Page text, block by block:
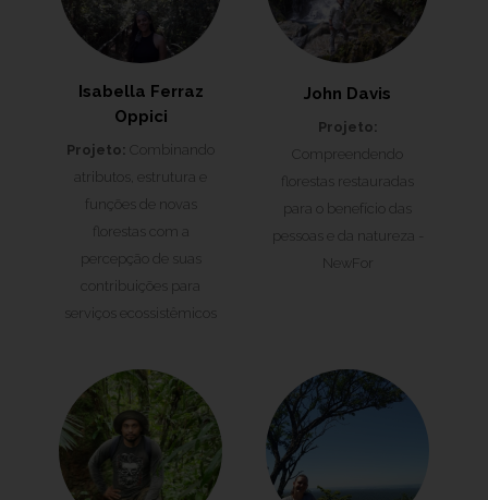
Isabella Ferraz
Oppici
Projeto: Combinando
atributos, estrutura e
funções de novas
florestas com a
percepção de suas
contribuições para
serviços ecossistêmicos
John Davis
Projeto:
Compreendendo
florestas restauradas
para o benefício das
pessoas e da natureza -
NewFor